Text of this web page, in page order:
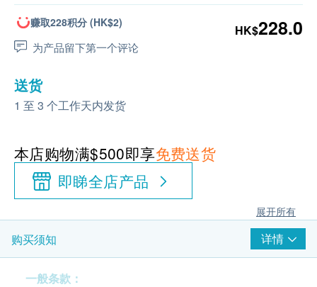
赚取228积分 (HK$2)
为产品留下第一个评论
HK$228.0
送货
1 至 3 个工作天内发货
本店购物满$500即享免费送货
即睇全店产品
展开所有
购买须知 详情
一般条款：